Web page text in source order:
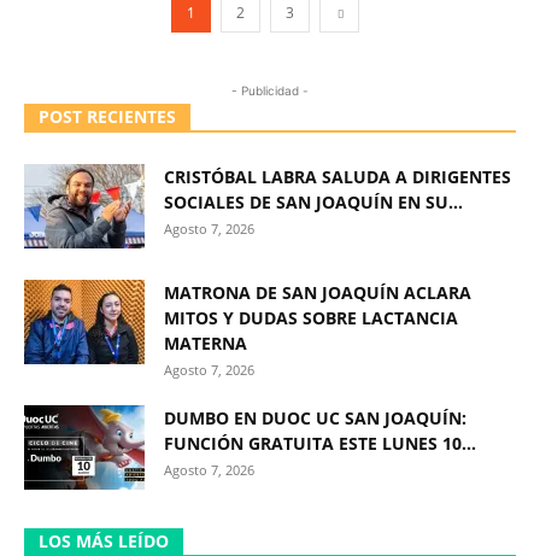
1 2 3
- Publicidad -
POST RECIENTES
CRISTÓBAL LABRA SALUDA A DIRIGENTES
SOCIALES DE SAN JOAQUÍN EN SU...
Agosto 7, 2026
MATRONA DE SAN JOAQUÍN ACLARA
MITOS Y DUDAS SOBRE LACTANCIA
MATERNA
Agosto 7, 2026
DUMBO EN DUOC UC SAN JOAQUÍN:
FUNCIÓN GRATUITA ESTE LUNES 10...
Agosto 7, 2026
LOS MÁS LEÍDO